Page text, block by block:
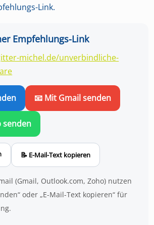
Link.
Empfehlungs-Link
michel.de/unverbindliche-
📧 Mit Gmail senden
senden
📝 E-Mail-Text kopieren
(Gmail, Outlook.com, Zoho) nutzen
oder „E-Mail-Text kopieren“ für